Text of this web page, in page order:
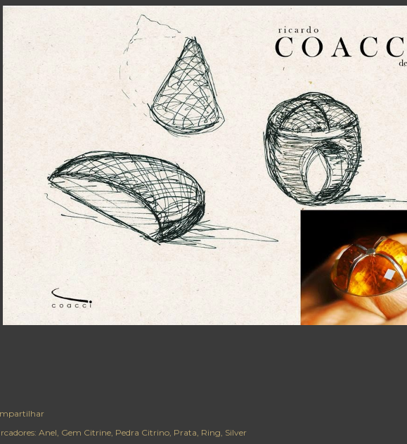
Anel Gem Citrine Pedra Citrino Prata Ring Silver